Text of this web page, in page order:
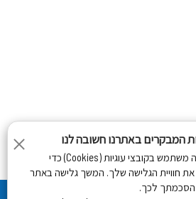
שפיים 2018
המבקרים באתרנו חשובה לנו
אתר זה משתמש בקובצי עוגיות (Cookies) כדי
חוויית הגלישה שלך. המשך גלישה באתר
הסכמתך לכך.